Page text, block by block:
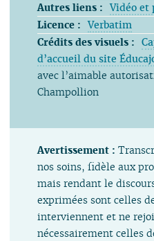
Autres liens : Vidéo et
Licence : Verbatim
Crédits des visuels :
d’accueil du site
avec l’aimable
Champollion
Avertissement :
nos soins, fidèle aux
mais rendant le
exprimées sont celles
interviennent et ne
nécessairement celles